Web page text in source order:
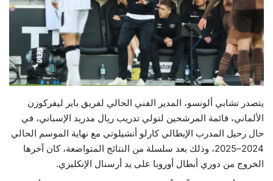
فيديو
حياة
يتصدر تشابي ألونسو، المدير الفني الحالي لفريق باير ليفركوزن
الألماني، قائمة المرشحين لتولي تدريب ريال مدريد الإسباني، في
حال رحيل المدرب الإيطالي كارلو أنشيلوتي مع نهاية الموسم الحالي
2024–2025، وذلك بعد سلسلة من النتائج المتواضعة، كان آخرها
الخروج من دوري أبطال أوروبا على يد أرسنال الإنكليزي.